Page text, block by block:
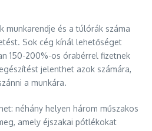
munkarendje és a túlórák száma
Sok cég kínál lehetőséget
150-200%-os órabérrel fizetnek
jelenthet azok számára,
a munkára.
néhány helyen három műszakos
amely éjszakai pótlékokat